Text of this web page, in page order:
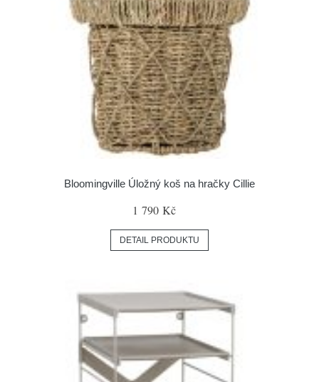
Bloomingville Úložný koš na hračky Cillie
1 790 Kč
DETAIL PRODUKTU